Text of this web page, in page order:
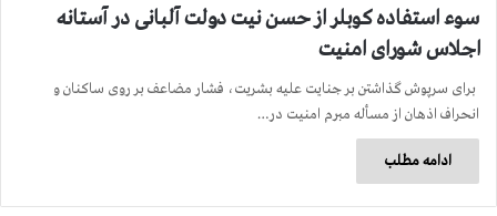
سوء استفاده کوبلر از حسن نیت دولت آلبانی در آستانه
اجلاس شورای امنیت
برای سرپوش گذاشتن بر جنایت علیه بشریت، فشار مضاعف بر روی ساکنان و
انحراف اذهان از مسأله مبرم امنیت در…
ادامه مطلب